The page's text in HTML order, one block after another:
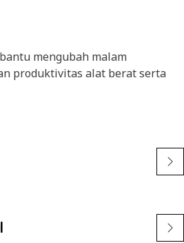
mengubah malam
produktivitas alat berat serta
berat yang besar maupun
dengan alat berat lain di